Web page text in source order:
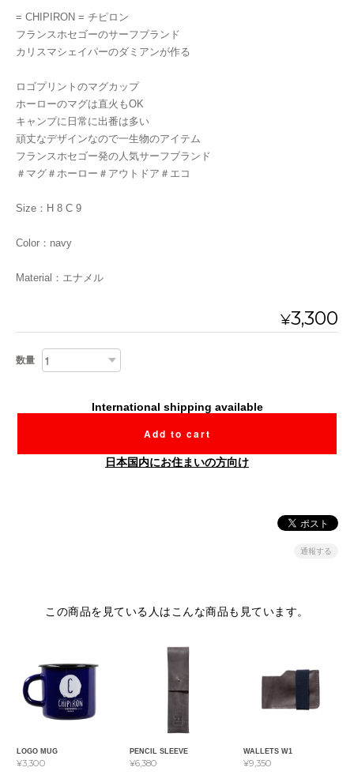
= CHIPIRON = チピロン
フランスホセゴーのサーフブランド
カリスマシェイパーのダミアンが作る
ロゴプリントのマグカップ
ホーローのマグは直火もOK
キャンプに日常に出番は多い
頑丈なデザインなので一生物のアイテム
フランスホセゴー発の人気サーフブランド
＃マグ＃ホーロー＃アウトドア＃エコ
Size：H 8 C 9
Color：navy
Material：エナメル
¥3,300
数量
International shipping available
Add to cart
日本国内にお住まいの方向け
通報する
この商品を見ている人はこんな商品も見ています。
LOGO MUG
¥3,300
PENCIL SLEEVE
¥6,380
WALLETS W1
¥9,350